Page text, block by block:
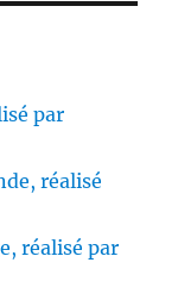
par
réalisé
réalisé par